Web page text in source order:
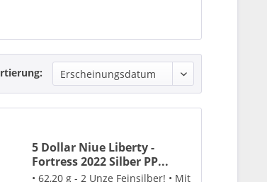
5 Dollar Niue Liberty -
Fortress 2022 Silber PP...
• 62,20 g - 2 Unze Feinsilber! • Mit